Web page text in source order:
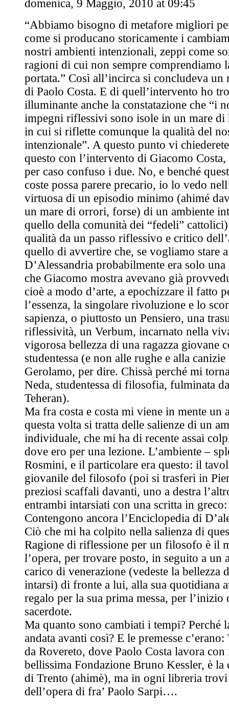
domenica, 9 Maggio, 2010 at 09:45
“Abbiamo bisogno di metafore migliori
come si producano storicamente i
nostri ambienti intenzionali, zeppi come
ragioni di cui non sempre comprendiamo
portata.” Così all’incirca si concludeva un
di Paolo Costa. E di quell’intervento ho
illuminante anche la constatazione che “i
impegni riflessivi sono isole in un mare di
in cui si riflette comunque la qualità del
intenzionale”. A questo punto vi
questo con l’intervento di Giacomo
per caso confuso i due. No, e benché
coste possa parere precario, io lo vedo
virtuosa di un episodio minimo (ahimé
un mare di orrori, forse) di un ambiente
quello della comunità dei “fedeli”
qualità da un passo riflessivo e critico
quello di avvertire che, se vogliamo stare
D’Alessandria probabilmente era solo
che Giacomo mostra avevano già
cioè a modo d’arte, a epochizzare il fatto
l’essenza, la singolare rivoluzione e lo
sapienza, o piuttosto un Pensiero, una
riflessività, un Verbum, incarnato nella
vigorosa bellezza di una ragazza giovane
studentessa (e non alle rughe e alla
Gerolamo, per dire. Chissà perché mi
Neda, studentessa di filosofia, fulminata
Teheran).
Ma fra costa e costa mi viene in mente un
questa volta si tratta delle salienze di un
individuale, che mi ha di recente assai
dove ero per una lezione. L’ambiente –
Rosmini, e il particolare era questo: il
giovanile del filosofo (poi si trasferì in
preziosi scaffali davanti, uno a destra
entrambi intarsiati con una scritta in
Contengono ancora l’Enciclopedia di
Ciò che mi ha colpito nella salienza di
Ragione di riflessione per un filosofo è il
l’opera, per trovare posto, in seguito a un
carico di venerazione (vedeste la bellezza
intarsi) di fronte a lui, alla sua quotidiana
regalo per la sua prima messa, per l’inizio
sacerdote.
Ma quanto sono cambiati i tempi? Perché
andata avanti così? E le premesse
da Rovereto, dove Paolo Costa lavora
bellissima Fondazione Bruno Kessler, è
di Trento (ahimè), ma in ogni libreria trovi
dell’opera di fra’ Paolo Sarpi….